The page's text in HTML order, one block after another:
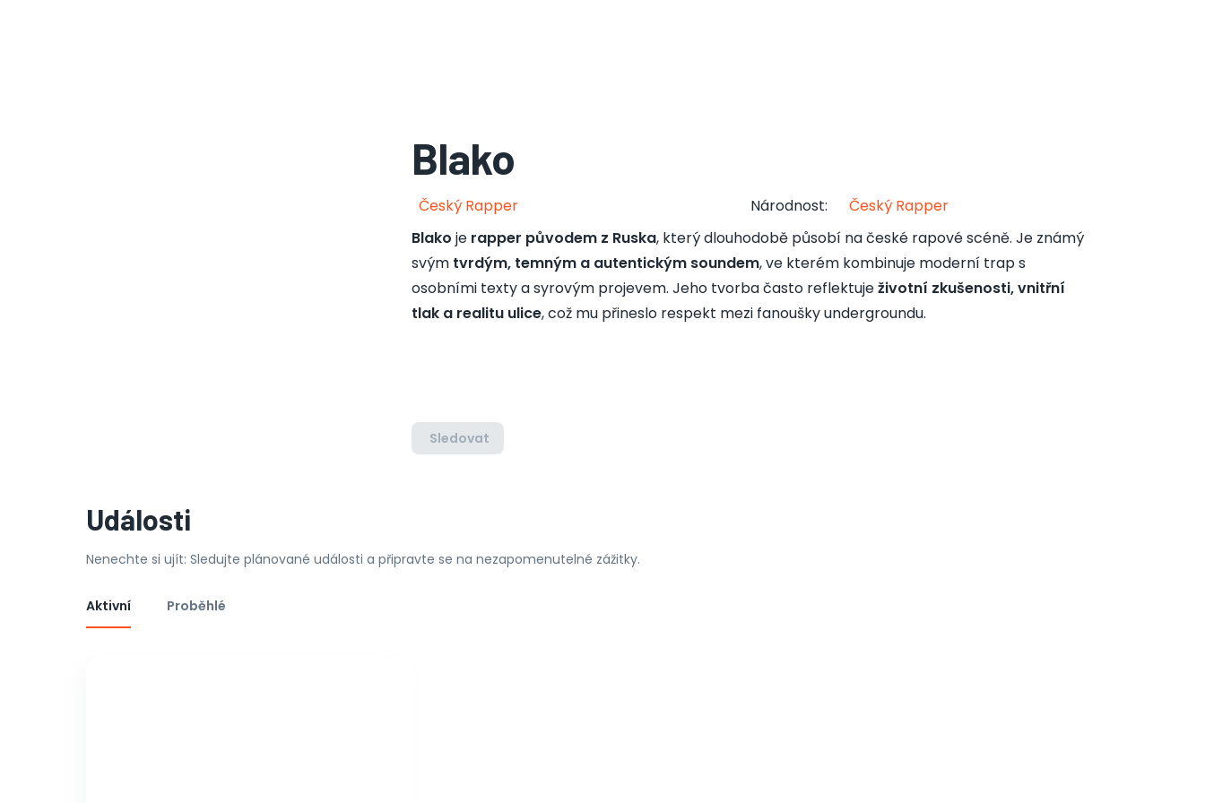
Blako
Český Rapper Národnost:
Český Rapper
Blako je rapper původem z Ruska, který dlouhodobě působí na české rapové scéně. Je známý
svým tvrdým, temným a autentickým soundem, ve kterém kombinuje moderní trap s
osobními texty a syrovým projevem. Jeho tvorba často reflektuježivotní zkušenosti, vnitřní
tlak a realitu ulice, což mu přineslo respekt mezi fanoušky undergroundu.
Sledovat
Události
Nenechte si ujít: Sledujte plánované události a připravte se na nezapomenutelné zážitky.
Aktivní Proběhlé